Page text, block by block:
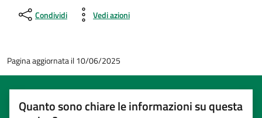
Condividi Vedi azioni
Pagina aggiornata il 10/06/2025
Quanto sono chiare le informazioni su questa